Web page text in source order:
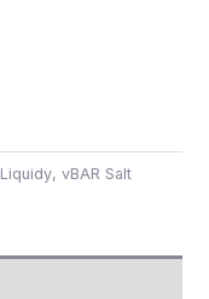
, vBAR Salt